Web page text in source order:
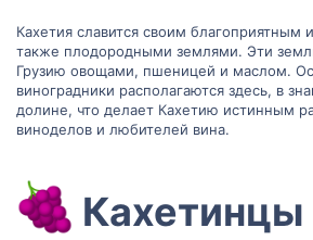
Кахетия славится своим
также плодородными землями. Эти
Грузию овощами, пшеницей и маслом.
виноградники располагаются здесь, в
долине, что делает Кахетию истинным
виноделов и любителей вина.